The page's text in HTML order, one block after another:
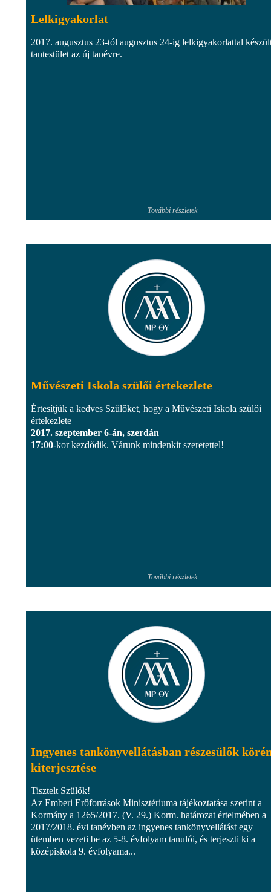
Lelkigyakorlat
2017. augusztus 23-tól augusztus 24-ig lelkigyakorlattal
tantestület az új tanévre.
További részletek
Művészeti Iskola szülői értekezlete
Értesítjük a kedves Szülőket, hogy a Művészeti Iskola szülői
értekezlete
2017. szeptember 6-án, szerdán
17:00-kor kezdődik. Várunk mindenkit szeretettel!
További részletek
Ingyenes tankönyvellátásban részesülők
kiterjesztése
Tisztelt Szülők!
Az Emberi Erőforrások Minisztériuma tájékoztatása szerint a
Kormány a 1265/2017. (V. 29.) Korm. határozat értelmében a
2017/2018. évi tanévben az ingyenes tankönyvellátást egy
ütemben vezeti be az 5-8. évfolyam tanulói, és terjeszti ki a
középiskola 9. évfolyama...